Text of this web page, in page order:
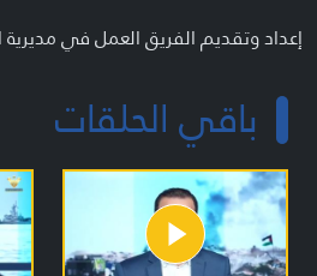
إعداد وتقديم الفريق العمل في مديرية
باقي الحلقات